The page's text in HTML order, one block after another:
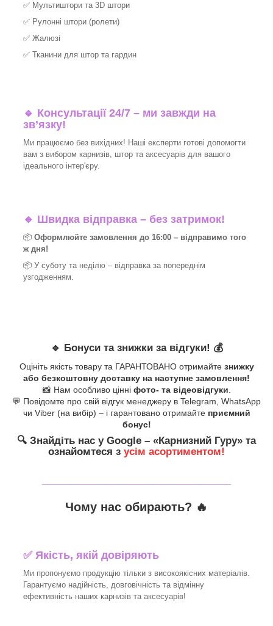
✅ Мультиштори та 3D штори
✅ Рулонні штори (ролети)
✅ Жалюзі
✅ Тканини для штор та гардин
🔹 Консультації 24/7 – ми завжди на
зв’язку!
Ми працюємо без вихідних! Наші експерти готові допомогти
вам з вибором карнизів, штор та аксесуарів для вашого
ідеального інтер'єру.​
🔹 Швидка відправка – без затримок!
📦 Оформлюйте замовлення до 16:00 – відправимо того
ж дня!
📦 У суботу та неділю – відправка за попереднім
узгодженням.
🔹 Бонуси та знижки за відгуки! 💰
Оцініть якість товару та ГАРАНТОВАНО отримайте знижку
або безкоштовну доставку на наступне замовлення!
📸 Нам особливо цінні фото- та відеовідгуки
💬 Повідомте про свій відгук менеджеру в Telegram, WhatsApp
чи Viber (на вибір) – і гарантовано отримайте приємний
бонус!
🔍 Знайдіть нас у Google – «Карнизний Гуру» та
ознайомтеся з усім асортиментом!
Чому нас обирають? 🔥
✅Якість, якій довіряють
Ми пропонуємо продукцію тільки з високоякісних матеріалів.
Гарантуємо надійність, довговічність та відмінну
ефективність наших карнизів та аксесуарів!​